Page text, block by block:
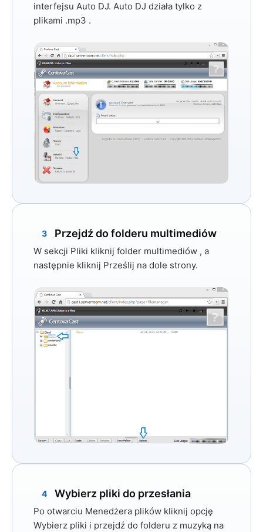
interfejsu Auto DJ. Auto DJ działa tylko z
plikami .mp3 .
3 Przejdź do folderu multimediów
W sekcji Pliki kliknij folder multimediów , a
następnie kliknij Prześlij na dole strony.
4 Wybierz pliki do przesłania
Po otwarciu Menedżera plików kliknij opcję
Wybierz pliki i przejdź do folderu z muzyką na